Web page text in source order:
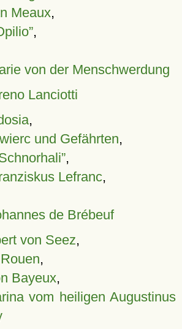
Meaux,
,
von der Menschwerdung
Lanciotti
,
und Gefährten,
,
Lefranc,
de Brébeuf
von Seez,
,
Bayeux,
vom heiligen Augustinus